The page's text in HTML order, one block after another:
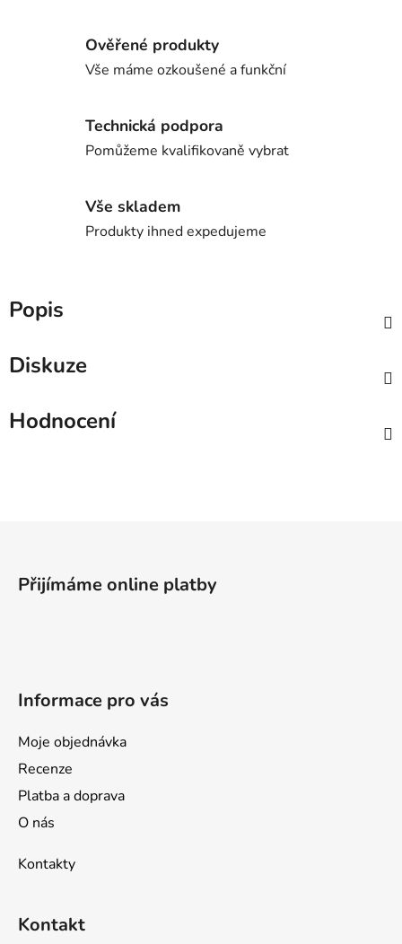
Ověřené produkty
Vše máme ozkoušené a funkční
Technická podpora
Pomůžeme kvalifikovaně vybrat
Vše skladem
Produkty ihned expedujeme
Popis
Diskuze
Hodnocení
Přijímáme online platby
Informace pro vás
Moje objednávka
Recenze
Platba a doprava
O nás
Kontakty
Kontakt